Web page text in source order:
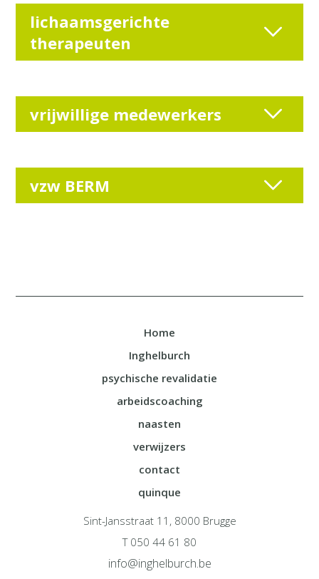
lichaamsgerichte
therapeuten
vrijwillige medewerkers
vzw BERM
Home
Inghelburch
psychische revalidatie
arbeidscoaching
naasten
verwijzers
contact
quinque
Sint-Jansstraat 11, 8000 Brugge
T 050 44 61 80
info@inghelburch.be